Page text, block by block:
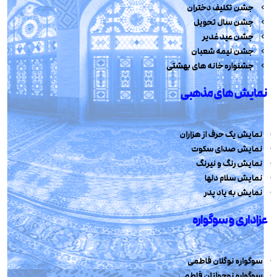
جشن تکلیف دختران
جشن سال تحویل
جشن عید غدیر
جشن نیمه شعبان
جشنواره خانه های بهشتی
نمایش های مذهبی
نمایش یک حرف از هزاران
نمایش صدای سکوت
نمایش رنگ و نیرنگ
نمایش سلام دلها
نمایش به یاد پدر
عزاداری و سوگواره
سوگواره نوگلان فاطمی